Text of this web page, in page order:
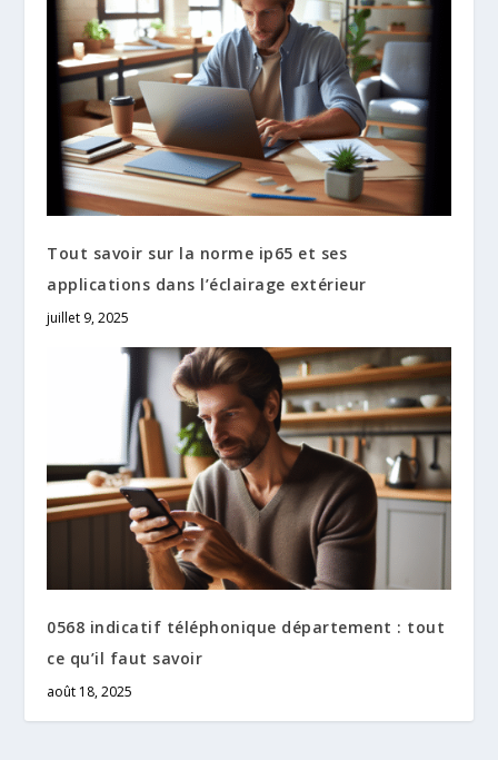
Tout savoir sur la norme ip65 et ses
applications dans l’éclairage extérieur
juillet 9, 2025
0568 indicatif téléphonique département : tout
ce qu’il faut savoir
août 18, 2025